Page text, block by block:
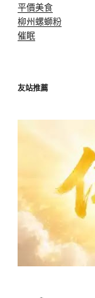
平價美食
柳州螺螄粉
催眠
友站推薦